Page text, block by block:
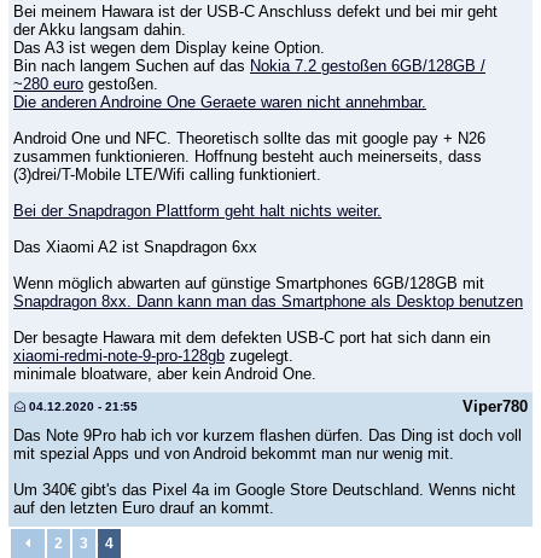
Bei meinem Hawara ist der USB-C Anschluss defekt und bei mir geht
der Akku langsam dahin.
Das A3 ist wegen dem Display keine Option.
Bin nach langem Suchen auf das Nokia 7.2 gestoßen 6GB/128GB /
~280 euro gestoßen.
Die anderen Androine One Geraete waren nicht annehmbar.
Android One und NFC. Theoretisch sollte das mit google pay + N26
zusammen funktionieren. Hoffnung besteht auch meinerseits, dass
(3)drei/T-Mobile LTE/Wifi calling funktioniert.
Bei der Snapdragon Plattform geht halt nichts weiter.
Das Xiaomi A2 ist Snapdragon 6xx
Wenn möglich abwarten auf günstige Smartphones 6GB/128GB mit
Snapdragon 8xx. Dann kann man das Smartphone als Desktop benutzen
Der besagte Hawara mit dem defekten USB-C port hat sich dann ein
xiaomi-redmi-note-9-pro-128gb zugelegt.
minimale bloatware, aber kein Android One.
Viper780
04.12.2020 - 21:55
Das Note 9Pro hab ich vor kurzem flashen dürfen. Das Ding ist doch voll
mit spezial Apps und von Android bekommt man nur wenig mit.
Um 340€ gibt's das Pixel 4a im Google Store Deutschland. Wenns nicht
auf den letzten Euro drauf an kommt.
2 3 4